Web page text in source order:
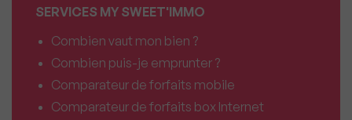
SERVICES MY SWEET'IMMO
Combien vaut mon bien ?
Combien puis-je emprunter ?
Comparateur de forfaits mobile
Comparateur de forfaits box Internet